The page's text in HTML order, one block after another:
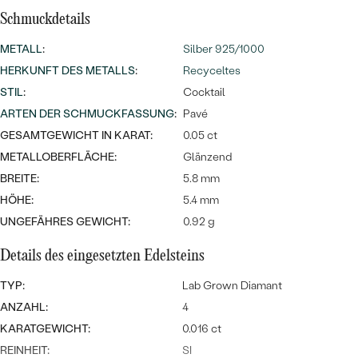
Wave Kollektion
ANSEHEN
NACH DER FARBE
NACH DER FORM
DIAMANTEN
Ohrrinnge
ANSEHEN
Personalisierte
Halsketten
Meistverkaufte
Ringe
Schmuckdetails
METALL:
Silber 925/1000
HERKUNFT DES METALLS:
Recyceltes
STIL:
Cocktail
ARTEN DER SCHMUCKFASSUNG: Pavé
GESAMTGEWICHT IN KARAT:
0.05 ct
METALLOBERFLÄCHE:
Glänzend
BREITE:
5.8 mm
HÖHE:
5.4 mm
UNGEFÄHRES GEWICHT:
0.92 g
Details des eingesetzten Edelsteins
TYP:
Lab Grown Diamant
ANZAHL:
4
KARATGEWICHT:
0.016 ct
REINHEIT:
SI